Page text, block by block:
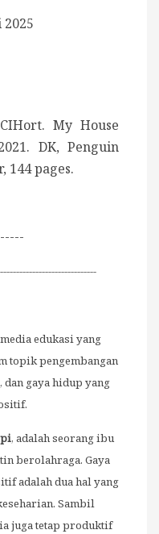
My House
DK, Penguin
144 pages.
edukasi yang
topik pengembangan
gaya hidup yang
, adalah seorang ibu
berolahraga. Gaya
adalah dua hal yang
Sambil
juga tetap produktif